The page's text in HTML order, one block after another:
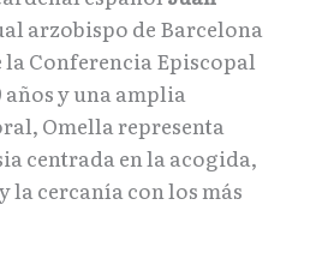
arzobispo de Barcelona
la Conferencia Episcopal
años y una amplia
Omella representa
centrada en la acogida,
la cercanía con los más